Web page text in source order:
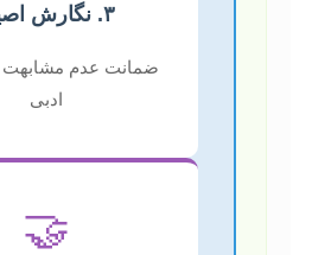
ضمانت عدم مشابهت
ادبی
🤝